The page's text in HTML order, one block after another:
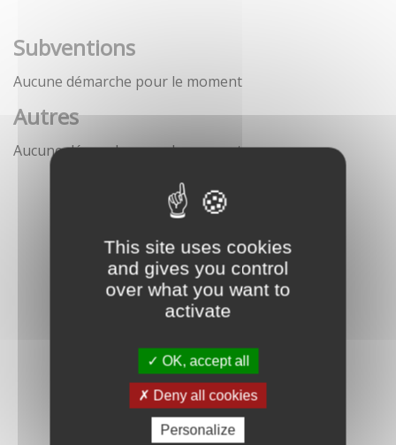
This site uses cookies
and gives you control
over what you want to
activate
OK, accept all
Deny all cookies
Personalize
Subventions
Aucune démarche pour le moment
Autres
Aucune démarche pour le moment